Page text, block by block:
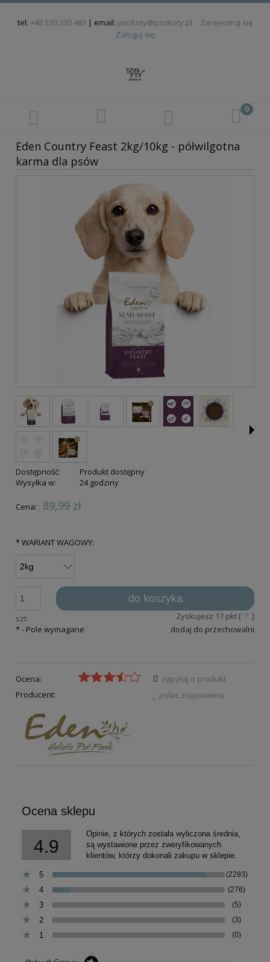
tel: +48 530 230 483 | email: psokoty@psokoty.pl
Zarejestruj się
Zaloguj się
Eden Country Feast 2kg/10kg - półwilgotna
karma dla psów
Dostępność:
Produkt dostępny
Wysyłka w:
24 godziny
Cena: 89,99 zł
*WARIANT WAGOWY:
szt.
do koszyka
Zyskujesz 17pkt [ ? ]
dodaj do przechowalni
*- Pole wymagane
Ocena:
Producent:
zapytaj o produkt
poleć znajomemu
Ocena sklepu
4.9
Opinie, z których została wyliczona średnia,
są wystawione przez zweryfikowanych
klientów, którzy dokonali zakupu w sklepie.
5 (2293)
4 (276)
3 (5)
2 (3)
1 (0)